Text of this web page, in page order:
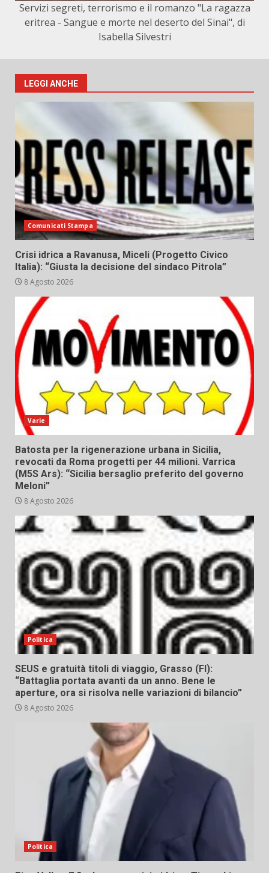
Servizi segreti, terrorismo e il romanzo "La ragazza
eritrea - Sangue e morte nel deserto del Sinai", di
Isabella Silvestri
LEGGI ANCHE
Comunicati Stampa
Crisi idrica a Ravanusa, Miceli (Progetto Civico
Italia): “Giusta la decisione del sindaco Pitrola”
8 Agosto 2026
Varie
Batosta per la rigenerazione urbana in Sicilia,
revocati da Roma progetti per 44 milioni. Varrica
(M5S Ars): “Sicilia bersaglio preferito del governo
Meloni”
8 Agosto 2026
Politica
SEUS e gratuità titoli di viaggio, Grasso (FI):
“Battaglia portata avanti da un anno. Bene le
aperture, ora si risolva nelle variazioni di bilancio”
8 Agosto 2026
Politica